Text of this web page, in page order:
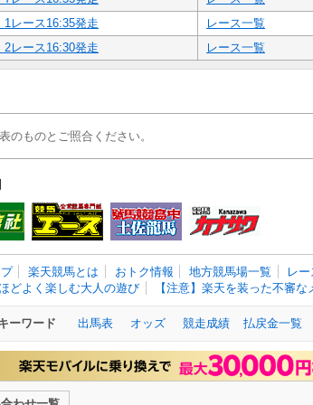
1レース16:35発走
レース一覧
2レース16:30発走 レース一覧
のものとご照合ください。
楽天競馬とは おトク情報 地方競馬場一覧
レ
どよく楽しむ大人の遊び
【注意】楽天を装った不審
ーワード 出馬表 オッズ 競走成績 払戻金一覧